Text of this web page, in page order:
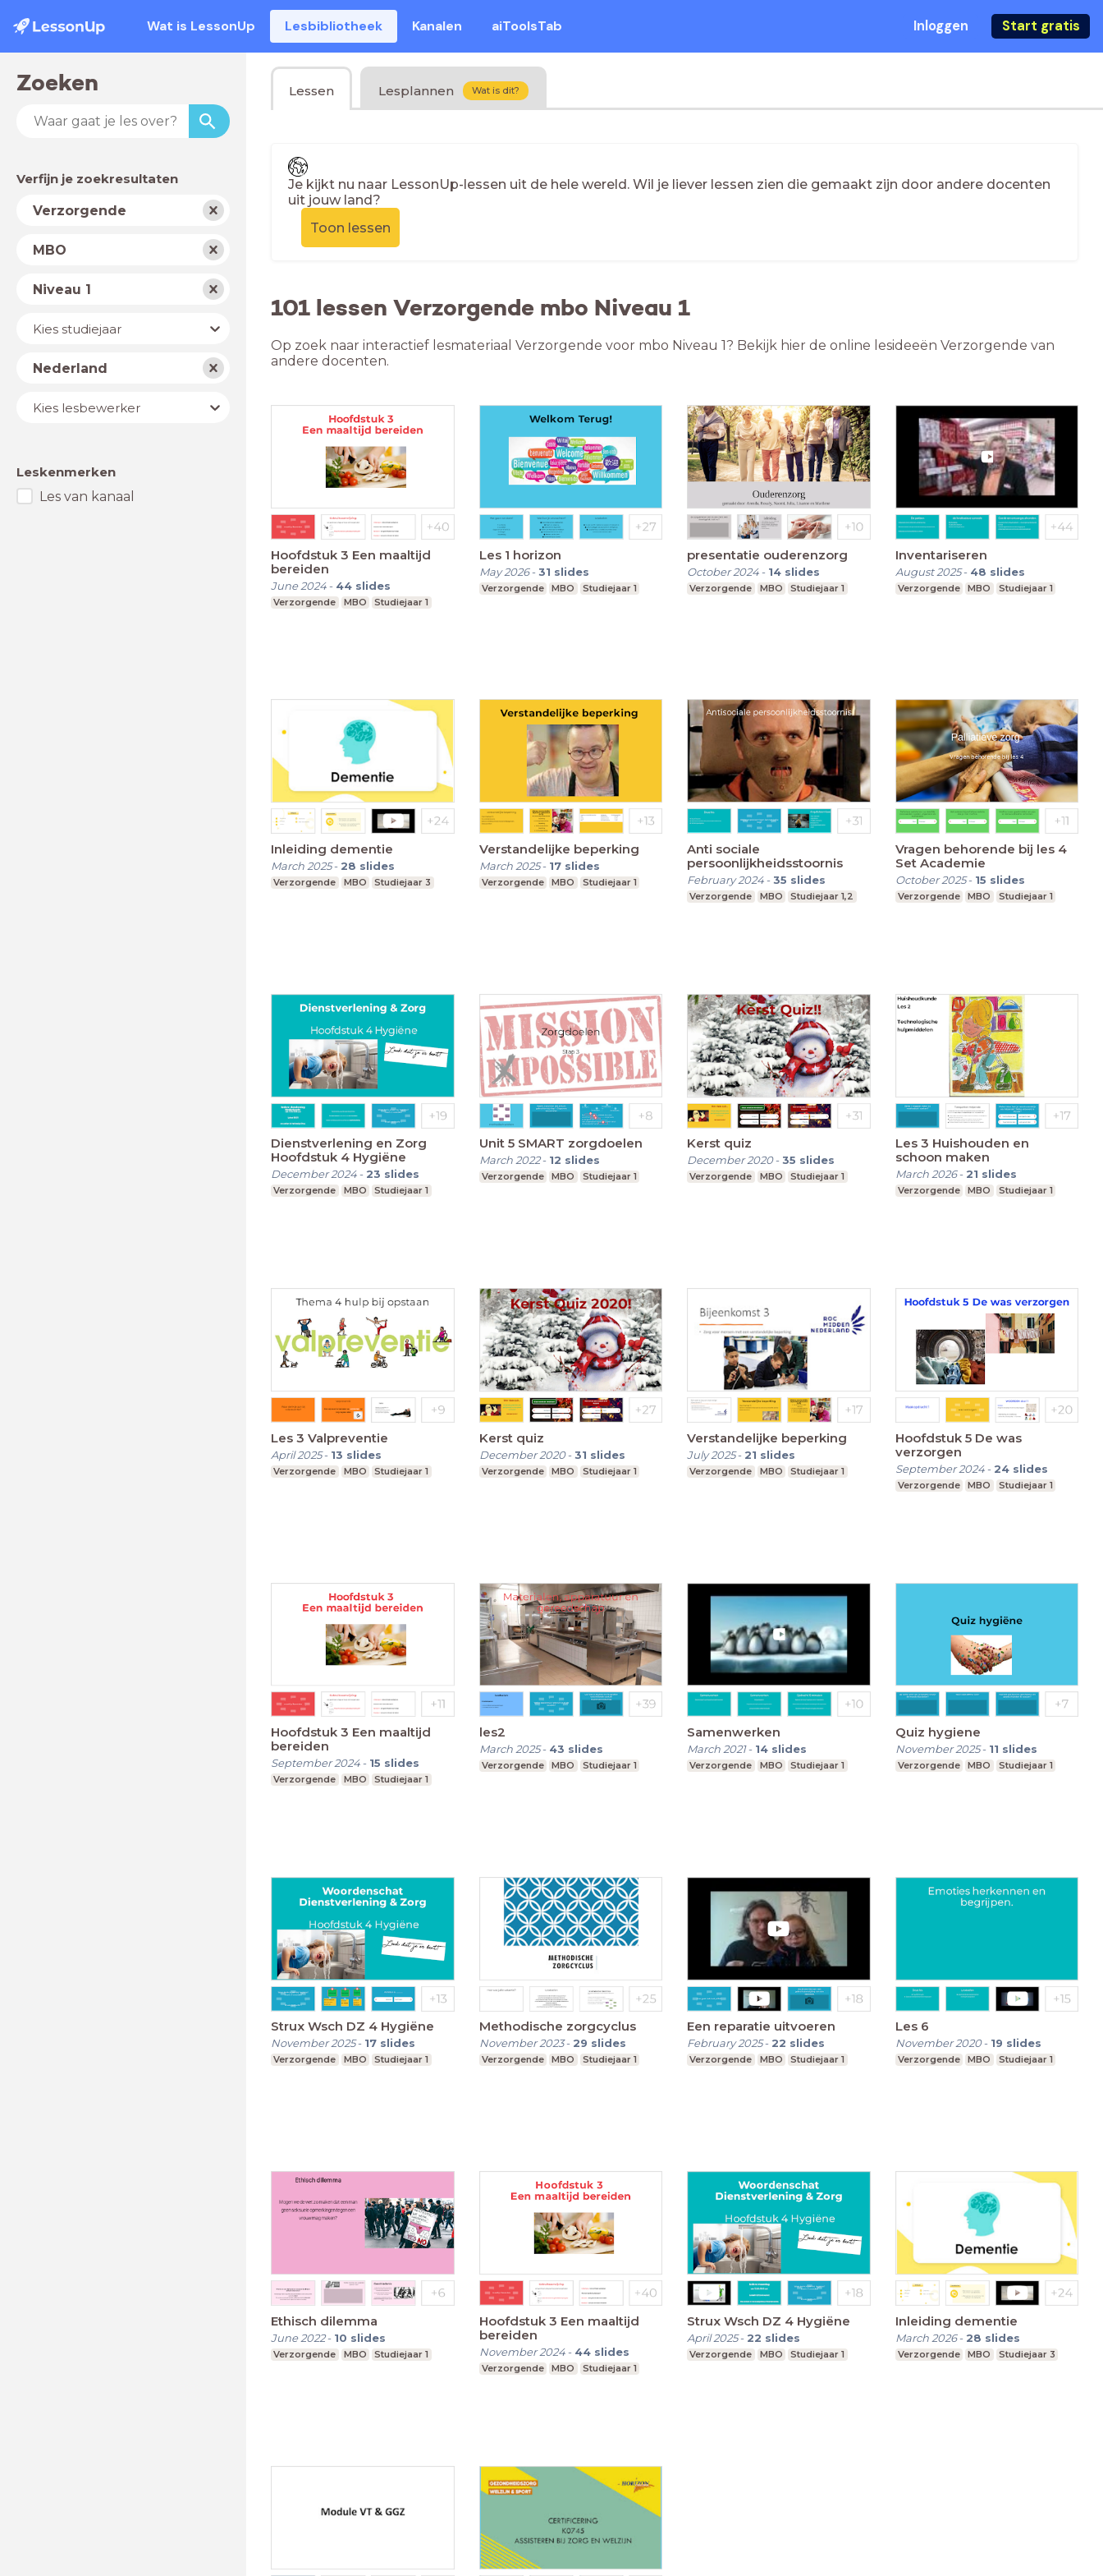
Wat is LessonUp Lesbibliotheek Kanalen aiToolsTab Inloggen Start gratis
Zoeken
Verfijn je zoekresultaten
VakVerzorgende
Schooltype
MBO
Niveau
Niveau 1
JaarKies studiejaar
LandNederland
Lesbewerker
Kies lesbewerker
Leskenmerken
Les van kanaal
Lessen Lesplannen Wat is dit?
Je kijkt nu naar LessonUp-lessen uit de hele wereld. Wil je liever lessen zien die gemaakt zijn door andere docenten
uit jouw land?
Toon lessen
101 lessen Verzorgende mbo Niveau 1
Op zoek naar interactief lesmateriaal Verzorgende voor mbo Niveau 1? Bekijk hier de online lesideeën Verzorgende van
andere docenten.
Hoofdstuk 3 Een maaltijd
bereiden
June 2024- 44 slides
Verzorgende MBO Studiejaar 1
Les 1 horizon
May 2026-31 slides
Verzorgende MBO Studiejaar 1
presentatie ouderenzorg
October 2024- 14 slides
Verzorgende MBO Studiejaar 1
Inventariseren
August 2025- 48 slides
Verzorgende MBO Studiejaar 1
Inleiding dementie
March 2025- 28 slides
Verzorgende MBO Studiejaar 3
Verstandelijke beperking
March 2025- 17 slides
Verzorgende MBO Studiejaar 1
Anti sociale
persoonlijkheidsstoornis
February 2024-35 slides
Verzorgende MBO Studiejaar 1,2
Vragen behorende bij les 4
Set Academie
October 2025- 15 slides
Verzorgende MBO Studiejaar 1
Dienstverlening en Zorg
Hoofdstuk 4 Hygiëne
December 2024- 23 slides
Verzorgende MBO Studiejaar 1
Unit 5 SMART zorgdoelen
March 2022- 12 slides
Verzorgende MBO Studiejaar 1
Kerst quiz
December 2020-35 slides
Verzorgende MBO Studiejaar 1
Les 3 Huishouden en
schoon maken
March 2026- 21 slides
Verzorgende MBO Studiejaar 1
Les 3 Valpreventie
April 2025- 13 slides
Verzorgende MBO Studiejaar 1
Kerst quiz
December 2020-31 slides
Verzorgende MBO Studiejaar 1
Verstandelijke beperking
July 2025- 21 slides
Verzorgende MBO Studiejaar 1
Hoofdstuk 5 De was
verzorgen
September 2024- 24 slides
Verzorgende MBO Studiejaar 1
Hoofdstuk 3 Een maaltijd
bereiden
September 2024- 15 slides
Verzorgende MBO Studiejaar 1
les2
March 2025- 43 slides
Verzorgende MBO Studiejaar 1
Samenwerken
March 2021- 14 slides
Verzorgende MBO Studiejaar 1
Quiz hygiene
November 2025- 11 slides
Verzorgende MBO Studiejaar 1
Strux Wsch DZ 4 Hygiëne
November 2025- 17 slides
Verzorgende MBO Studiejaar 1
Methodische zorgcyclus
November 2023- 29 slides
Verzorgende MBO Studiejaar 1
Een reparatie uitvoeren
February 2025- 22 slides
Verzorgende MBO Studiejaar 1
Les 6
November 2020- 19 slides
Verzorgende MBO Studiejaar 1
Ethisch dilemma
June 2022- 10 slides
Verzorgende MBO Studiejaar 1
Hoofdstuk 3 Een maaltijd
bereiden
November 2024- 44 slides
Verzorgende MBO Studiejaar 1
Strux Wsch DZ 4 Hygiëne
April 2025- 22 slides
Verzorgende MBO Studiejaar 1
Inleiding dementie
March 2026- 28 slides
Verzorgende MBO Studiejaar 3